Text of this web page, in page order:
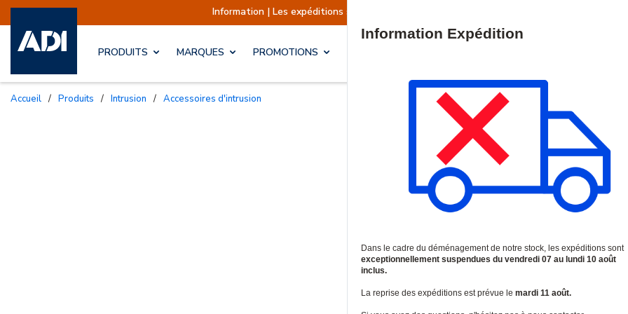
Information | Les expéditions sont actuellement suspendues Reprise prévue le
PRODUITS MARQUES PROMOTIONS
Accueil / Produits / Intrusion / Accessoires d'intrusion